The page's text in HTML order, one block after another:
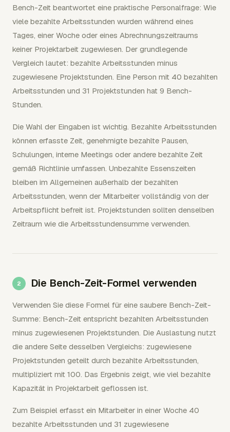
Bench-Zeit beantwortet eine praktische Personalfrage: Wie
viele bezahlte Arbeitsstunden wurden während eines
Tages, einer Woche oder eines Abrechnungszeitraums
keiner Projektarbeit zugewiesen. Der grundlegende
Vergleich lautet: bezahlte Arbeitsstunden minus
zugewiesene Projektstunden. Eine Person mit 40 bezahlten
Arbeitsstunden und 31 Projektstunden hat 9 Bench-
Stunden.
Die Wahl der Eingaben ist wichtig. Bezahlte Arbeitsstunden
können erfasste Zeit, genehmigte bezahlte Pausen,
Schulungen, interne Meetings oder andere bezahlte Zeit
gemäß Richtlinie umfassen. Unbezahlte Essenszeiten
bleiben im Allgemeinen außerhalb der bezahlten
Arbeitsstunden, wenn der Mitarbeiter vollständig von der
Arbeitspflicht befreit ist. Projektstunden sollten denselben
Zeitraum wie die Arbeitsstundensumme verwenden.
Die Bench-Zeit-Formel verwenden
Verwenden Sie diese Formel für eine saubere Bench-Zeit-
Summe: Bench-Zeit entspricht bezahlten Arbeitsstunden
minus zugewiesenen Projektstunden. Die Auslastung nutzt
die andere Seite desselben Vergleichs: zugewiesene
Projektstunden geteilt durch bezahlte Arbeitsstunden,
multipliziert mit 100. Das Ergebnis zeigt, wie viel bezahlte
Kapazität in Projektarbeit geflossen ist.
Zum Beispiel erfasst ein Mitarbeiter in einer Woche 40
bezahlte Arbeitsstunden und 31 zugewiesene